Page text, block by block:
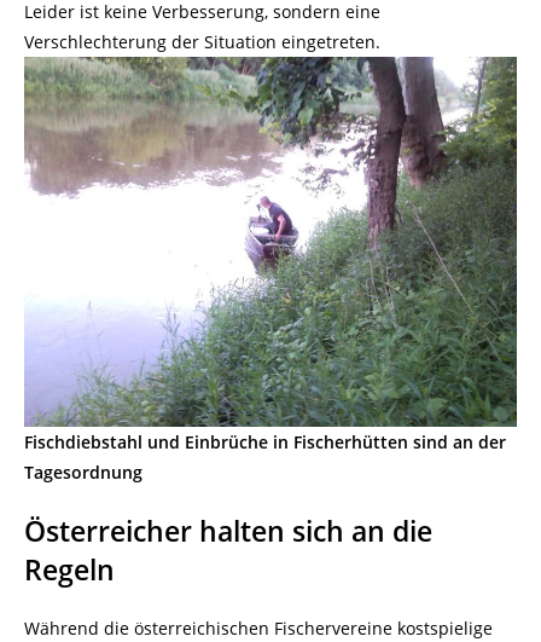
Leider ist keine Verbesserung, sondern eine
Verschlechterung der Situation eingetreten.
Fischdiebstahl und Einbrüche in Fischerhütten sind an der
Tagesordnung
Österreicher halten sich an die
Regeln
Während die österreichischen Fischervereine kostspielige